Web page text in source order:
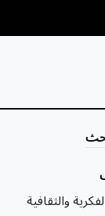
والثقافية